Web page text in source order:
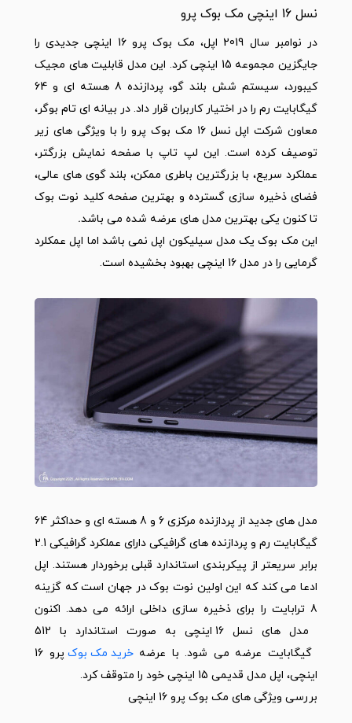
نسل 16 اینچی مک بوک پرو
در نوامبر سال 2019 اپل، مک بوک پرو 16 اینچی جدیدی را
جایگزین مجموعه 15 اینچی کرد. این مدل قابلیت های مجیک
کیبورد، سیستم شش بلند گو، پردازنده 8 هسته ای و 64
گیگابایت رم را در اختیار کاربران قرار داد. در بیانه ای تام بوگر،
معاون شرکت اپل نسل 16 مک بوک پرو را با ویژگی های زیر
توصیف کرده است. این لپ تاپ با صفحه نمایش بزرگتر،
عملکرد سریع، با بزرگترین باطری ممکن، بلند گوی های عالی،
فضای ذخیره سازی گسترده و بهترین صفحه کلید نوت بوک
تا کنون یکی بهترین مدل های عرضه شده می باشد.
این مک بوک یک مدل سیلیکون اپل نمی باشد اما اپل عمکلرد
گرمایی را در مدل 16 اینچی بهبود بخشیده است.
مدل های جدید از پردازنده مرکزی 6 و 8 هسته ای و حداکثر 64
گیگابایت رم و پردازنده های گرافیکی دارای عملکرد گرافیکی 2.1
برابر سریعتر از پیکربندی استاندارد قبلی برخوردار هستند. اپل
ادعا می کند که این اولین نوت بوک در جهان است که گزینه
8 ترابایت را برای ذخیره سازی داخلی ارائه می دهد. اکنون
مدل های نسل 16 اینچی به صورت استاندارد با 512
گیگابایت عرضه می شود. با عرضهخرید مک بوک
پرو 16
اینچی، اپل مدل قدیمی 15 اینچی خود را متوقف کرد.
بررسی ویژگی های مک بوک پرو 16 اینچی